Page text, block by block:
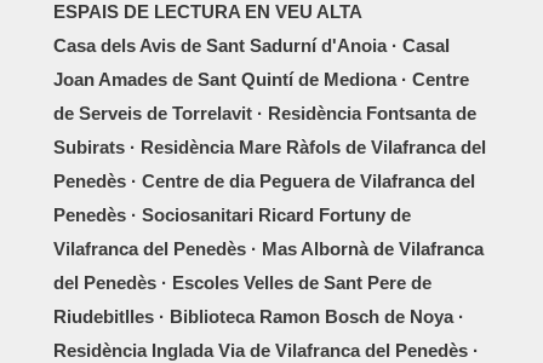
ESPAIS DE LECTURA EN VEU ALTA
Casa dels Avis de Sant Sadurní d'Anoia · Casal
Joan Amades de Sant Quintí de Mediona · Centre
de Serveis de Torrelavit · Residència Fontsanta de
Subirats · Residència Mare Ràfols de Vilafranca del
Penedès · Centre de dia Peguera de Vilafranca del
Penedès · Sociosanitari Ricard Fortuny de
Vilafranca del Penedès · Mas Albornà de Vilafranca
del Penedès · Escoles Velles de Sant Pere de
Riudebitlles · Biblioteca Ramon Bosch de Noya ·
Residència Inglada Via de Vilafranca del Penedès ·